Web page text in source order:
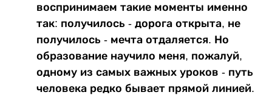
воспринимаем такие моменты именно
так: получилось - дорога открыта, не
получилось - мечта отдаляется. Но
образование научило меня, пожалуй,
одному из самых важных уроков - путь
человека редко бывает прямой линией.